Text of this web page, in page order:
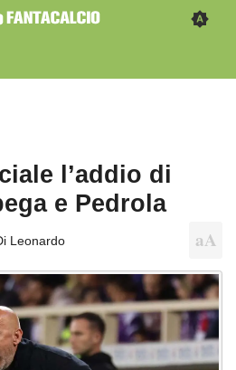
l’addio di
e Pedrola
Leonardo